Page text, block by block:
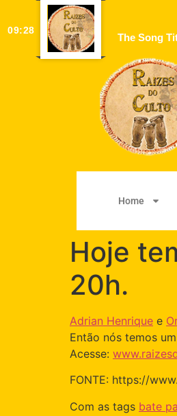
09:28
The Song
Home
Hoje
20h.
Adrian Henrique e
Então nós temos
Acesse:
FONTE: https://
Com as tags bate